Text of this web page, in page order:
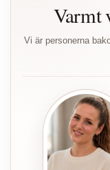
Varmt
Vi är personerna